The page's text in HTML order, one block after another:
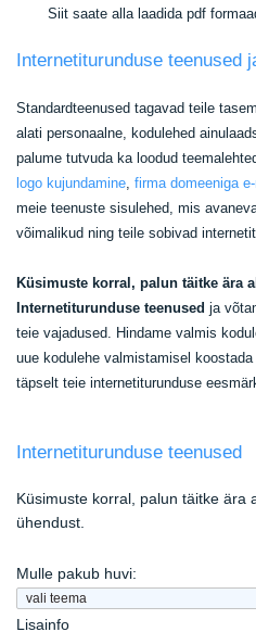
Siit saate alla laadida pdf
Internetiturunduse teenused
Standardteenused tagavad teile
alati personaalne, kodulehed
palume tutvuda ka loodud
logo kujundamine, firma domeeniga e-
meie teenuste sisulehed, mis
võimalikud ning teile sobivad
Küsimuste korral, palun täitke ära
Internetiturunduse teenused ja
teie vajadused. Hindame valmis
uue kodulehe valmistamisel
täpselt teie internetiturunduse
Internetiturunduse teenused
Küsimuste korral, palun täitke ära
ühendust.
Mulle pakub huvi:
Lisainfo